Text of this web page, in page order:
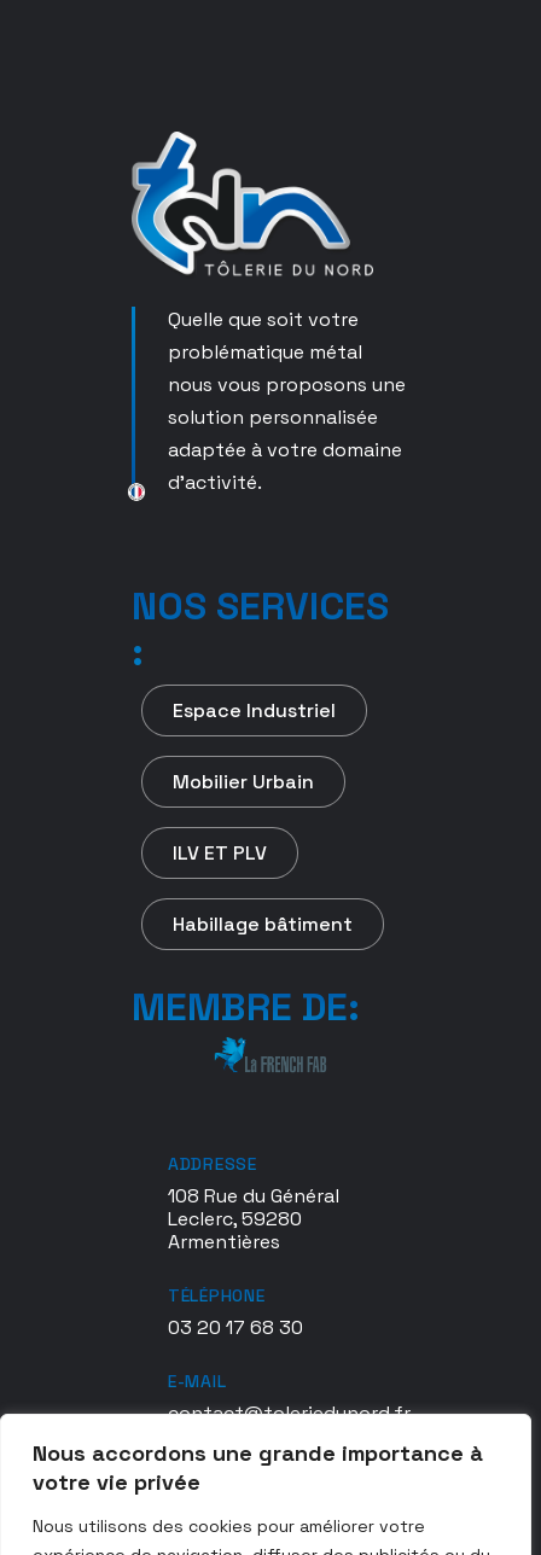
Nous accordons une grande importance à
votre vie privée
Nous utilisons des cookies pour améliorer votre
Quelle que soit votre
problématique métal
nous vous proposons une
solution personnalisée
adaptée à votre domaine
d’activité.
NOS SERVICES
:
Espace Industriel
Mobilier Urbain
ILV ET PLV
Habillage bâtiment
MEMBRE DE:
ADDRESSE
108 Rue du Général
Leclerc, 59280
Armentières
TÉLÉPHONE
03 20 17 68 30
E-MAIL
contact@toleriedunord.fr
CERTIFICATION TDN
en1090exc2